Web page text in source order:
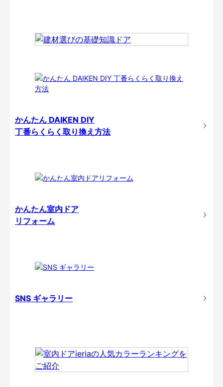
かんたん DAIKEN DIY
丁番らくらく取り換え方法
かんたん室内ドア
リフォーム
SNS ギャラリー